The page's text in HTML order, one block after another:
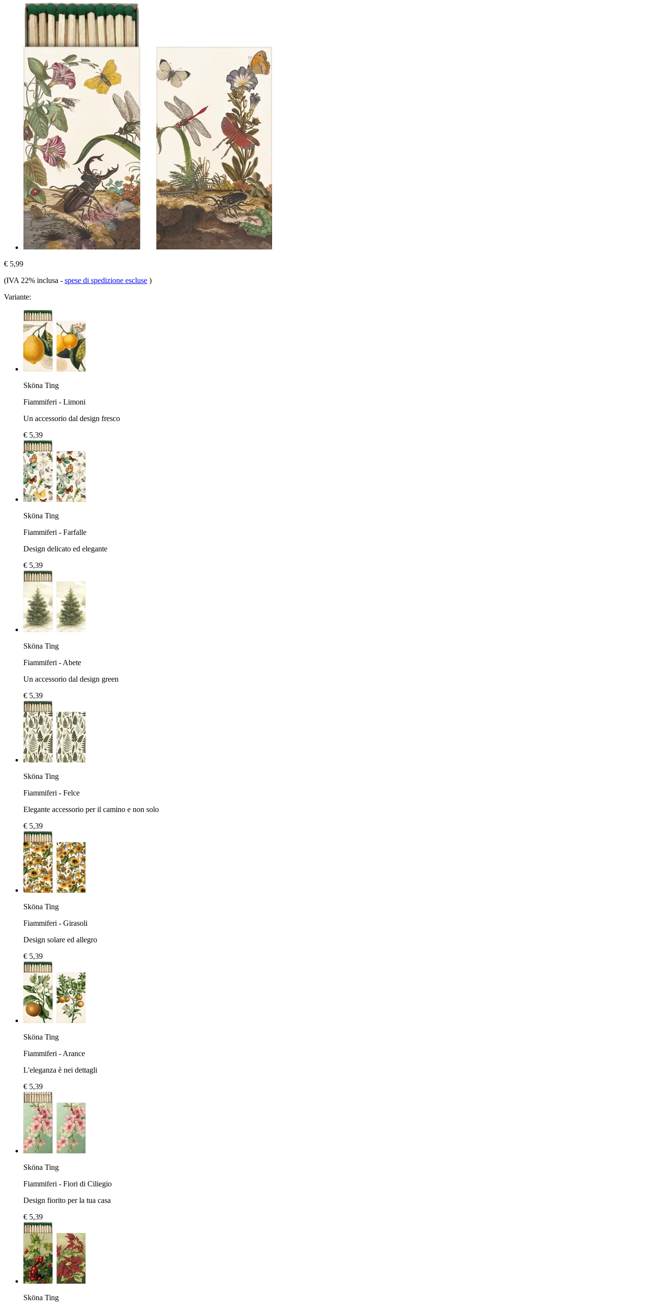
€ 5,99
(IVA 22% inclusa - spese di spedizione escluse )
Variante:
Sköna Ting
Fiammiferi - Limoni
Un accessorio dal design fresco
€ 5,39
Sköna Ting
Fiammiferi - Farfalle
Design delicato ed elegante
€ 5,39
Sköna Ting
Fiammiferi - Abete
Un accessorio dal design green
€ 5,39
Sköna Ting
Fiammiferi - Felce
Elegante accessorio per il camino e non solo
€ 5,39
Sköna Ting
Fiammiferi - Girasoli
Design solare ed allegro
€ 5,39
Sköna Ting
Fiammiferi - Arance
L'eleganza è nei dettagli
€ 5,39
Sköna Ting
Fiammiferi - Fiori di Ciliegio
Design fiorito per la tua casa
€ 5,39
Sköna Ting